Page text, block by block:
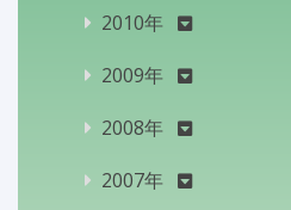
2010年
2009年
2008年
2007年